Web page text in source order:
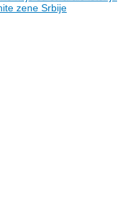
zene Srbije